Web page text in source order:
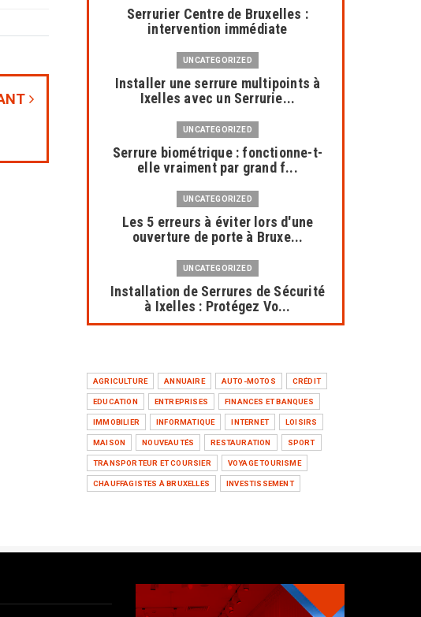
Serrurier Centre de Bruxelles :
intervention immédiate
UNCATEGORIZED
Installer une serrure multipoints à
Ixelles avec un Serrurie...
UNCATEGORIZED
Serrure biométrique : fonctionne-t-
elle vraiment par grand f...
UNCATEGORIZED
Les 5 erreurs à éviter lors d'une
ouverture de porte à Bruxe...
UNCATEGORIZED
Installation de Serrures de Sécurité
à Ixelles : Protégez Vo...
une intervention rapide et...
UNCATEGORIZED
Solutions de serrurerie
professionnelles pour syndics à
Brux...
UNCATEGORIZED
Transporteur Île-de-France et
région Rhône-Alpes
AGRICULTURE ANNUAIRE AUTO-MOTOS CRÉDIT
EDUCATION ENTREPRISES FINANCES ET BANQUES
IMMOBILIER INFORMATIQUE INTERNET LOISIRS
MAISON NOUVEAUTÉS RESTAURATION SPORT
TRANSPORTEUR ET COURSIER VOYAGE TOURISME
CHAUFFAGISTES À BRUXELLES INVESTISSEMENT